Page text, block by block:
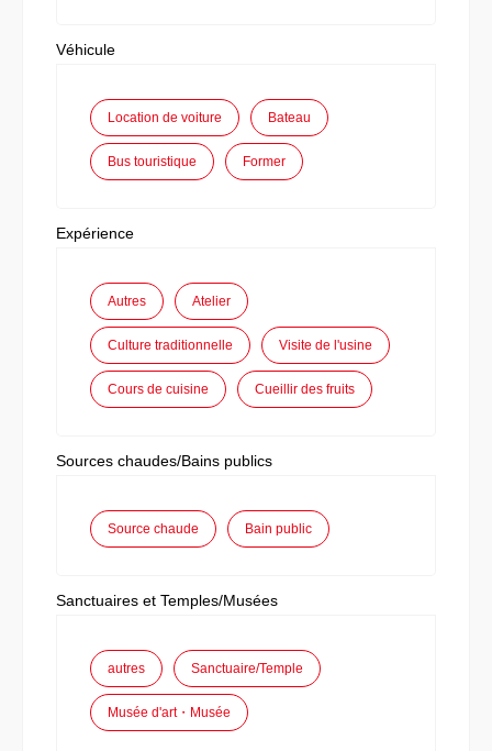
Véhicule
Location de voiture Bateau
Bus touristique Former
Expérience
Autres Atelier
Culture traditionnelle Visite de l'usine
Cours de cuisine Cueillir des fruits
Sources chaudes/Bains publics
Source chaude Bain public
Sanctuaires et Temples/Musées
autres Sanctuaire/Temple
Musée d'art・Musée